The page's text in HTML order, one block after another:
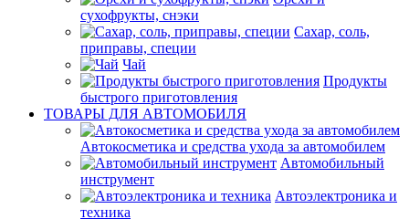
сухофрукты, снэки
Сахар, соль,
приправы, специи
Чай
Продукты
быстрого приготовления
ТОВАРЫ ДЛЯ АВТОМОБИЛЯ
Автокосметика и средства ухода за автомобилем
Автомобильный
инструмент
Автоэлектроника и
техника